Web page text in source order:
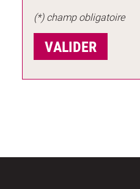
(*) champ obligatoire